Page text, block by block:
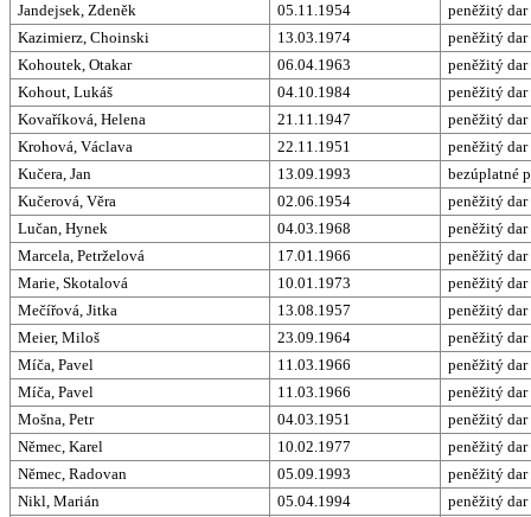
Jandejsek, Zdeněk
05.11.1954
peněžitý
Kazimierz, Choinski
13.03.1974
peněžitý
Kohoutek, Otakar
06.04.1963
peněžitý
Kohout, Lukáš
04.10.1984
peněžitý
Kovaříková, Helena
21.11.1947
peněžitý
Krohová, Václava
22.11.1951
peněžitý
Kučera, Jan
13.09.1993
bezúplatné
Kučerová, Věra
02.06.1954
peněžitý
Lučan, Hynek
04.03.1968
peněžitý
Marcela, Petrželová
17.01.1966
peněžitý
Marie, Skotalová
10.01.1973
peněžitý
Mečířová, Jitka
13.08.1957
peněžitý
Meier, Miloš
23.09.1964
peněžitý
Míča, Pavel
11.03.1966
peněžitý
Míča, Pavel
11.03.1966
peněžitý
Mošna, Petr
04.03.1951
peněžitý
Němec, Karel
10.02.1977
peněžitý
Němec, Radovan
05.09.1993
peněžitý
Nikl, Marián
05.04.1994
peněžitý